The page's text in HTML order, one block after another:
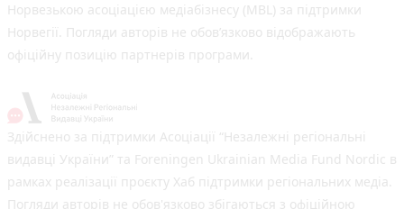
Норвезькою асоціацією медіабізнесу (MBL) за підтримки
Норвегії. Погляди авторів не обов’язково відображають
офіційну позицію партнерів програми.
Здійснено за підтримки Асоціації “Незалежні регіональні
видавці України” та Foreningen Ukrainian Media Fund Nordic в
рамках реалізації проєкту Хаб підтримки регіональних медіа.
Погляди авторів не обов'язково збігаються з офіційною